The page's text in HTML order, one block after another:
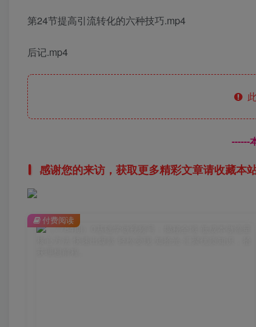
第24节提高引流转化的六种技巧.mp4
后记.mp4
------
感谢您的来访，获取更多精彩文章请收藏本站
付费阅读